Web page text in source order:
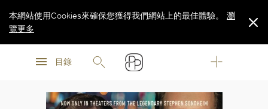
瀏
目錄
本網站使用Cookies來確保您獲得我們網站上的最佳體驗。
瀏
覽更多